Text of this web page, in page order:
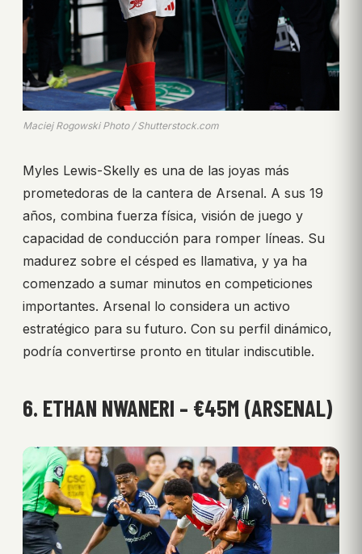
Maciej Rogowski Photo / Shutterstock.com
Myles Lewis-Skelly es una de las joyas más
prometedoras de la cantera de Arsenal. A sus 19
años, combina fuerza física, visión de juego y
capacidad de conducción para romper líneas. Su
madurez sobre el césped es llamativa, y ya ha
comenzado a sumar minutos en competiciones
importantes. Arsenal lo considera un activo
estratégico para su futuro. Con su perfil dinámico,
podría convertirse pronto en titular indiscutible.
6. ETHAN NWANERI – €45M (ARSENAL)